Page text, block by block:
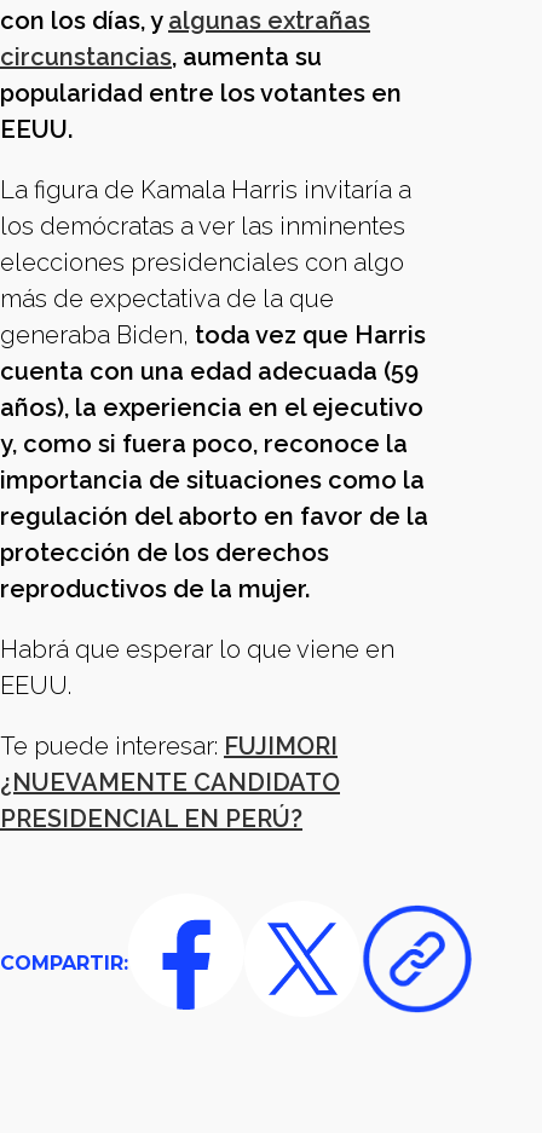
con los días, y algunas extrañas
circunstancias, aumenta su
popularidad entre los votantes en
EEUU.
La figura de Kamala Harris invitaría a
los demócratas a ver las inminentes
elecciones presidenciales con algo
más de expectativa de la que
generaba Biden, toda vez que Harris
cuenta con una edad adecuada (59
años), la experiencia en el ejecutivo
y, como si fuera poco, reconoce la
importancia de situaciones como la
regulación del aborto en favor de la
protección de los derechos
reproductivos de la mujer.
Habrá que esperar lo que viene en
EEUU.
Te puede interesar: FUJIMORI
¿NUEVAMENTE CANDIDATO
PRESIDENCIAL EN PERÚ?
COMPARTIR: